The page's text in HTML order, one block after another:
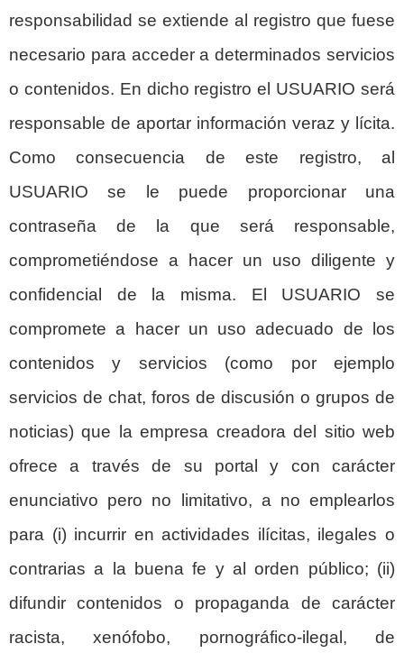
responsabilidad se extiende al registro que fuese
necesario para acceder a determinados servicios
o contenidos. En dicho registro el USUARIO será
responsable de aportar información veraz y lícita.
Como consecuencia de este registro, al
USUARIO se le puede proporcionar una
contraseña de la que será responsable,
comprometiéndose a hacer un uso diligente y
confidencial de la misma. El USUARIO se
compromete a hacer un uso adecuado de los
contenidos y servicios (como por ejemplo
servicios de chat, foros de discusión o grupos de
noticias) que la empresa creadora del sitio web
ofrece a través de su portal y con carácter
enunciativo pero no limitativo, a no emplearlos
para (i) incurrir en actividades ilícitas, ilegales o
contrarias a la buena fe y al orden público; (ii)
difundir contenidos o propaganda de carácter
racista, xenófobo, pornográfico-ilegal, de